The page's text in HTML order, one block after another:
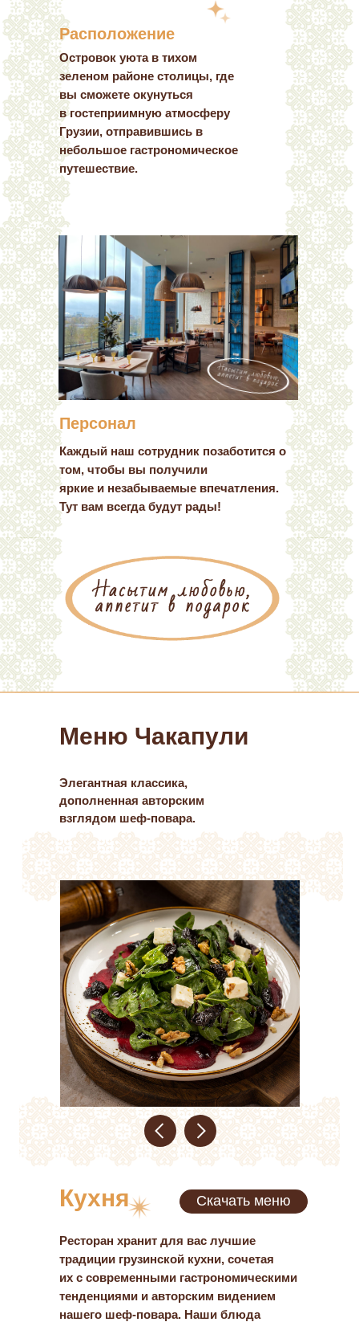
Расположение
Островок уюта в тихом
зеленом районе столицы, где
вы сможете окунуться
в гостеприимную атмосферу
Грузии, отправившись в
небольшое гастрономическое
путешествие.
Персонал
Каждый наш сотрудник позаботится о
том, чтобы вы получили
яркие и незабываемые впечатления.
Тут вам всегда будут рады!
Меню Чакапули
Кухня
Ресторан хранит для вас лучшие
традиции грузинской кухни, сочетая
их с современными гастрономическими
тенденциями и авторским видением
нашего шеф-повара. Наши блюда
Элегантная классика,
дополненная авторским
взглядом шеф-повара.
Скачать меню